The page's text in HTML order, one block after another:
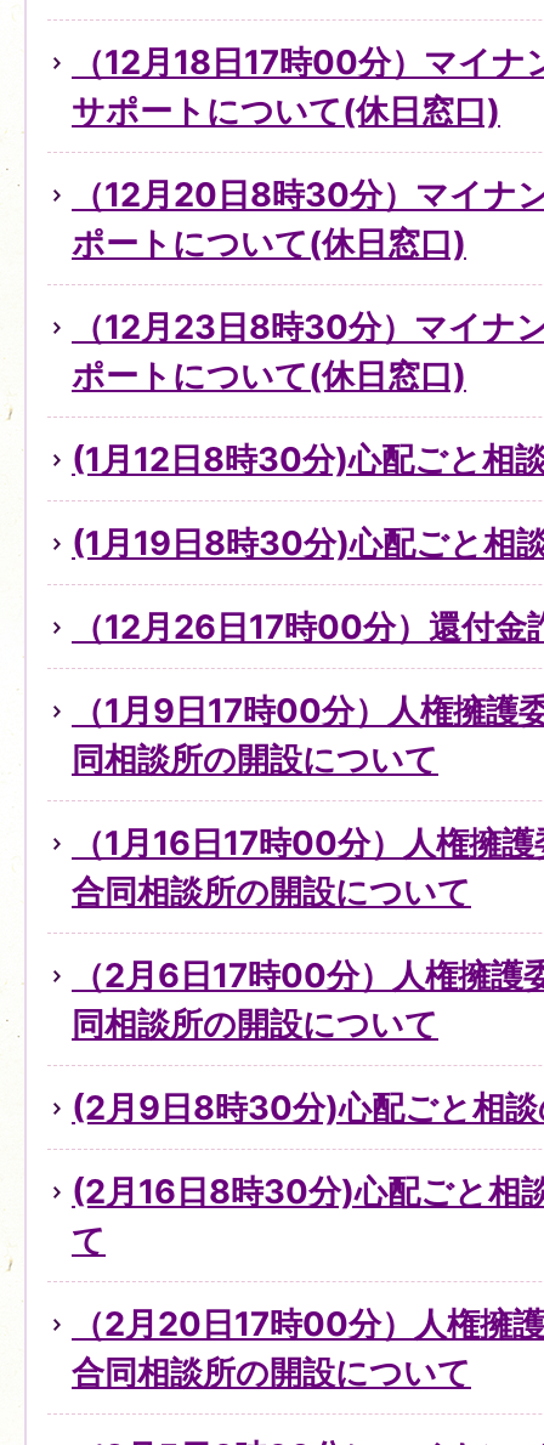
（12月18日17時00分）マイ
サポートについて(休日窓口)
（12月20日8時30分）マイナ
ポートについて(休日窓口)
（12月23日8時30分）マイナ
ポートについて(休日窓口)
(1月12日8時30分)心配ごと相
(1月19日8時30分)心配ごと相
（12月26日17時00分）還付金
（1月9日17時00分）人権擁護
同相談所の開設について
（1月16日17時00分）人権擁
合同相談所の開設について
（2月6日17時00分）人権擁護
同相談所の開設について
(2月9日8時30分)心配ごと相
(2月16日8時30分)心配ごと相
て
（2月20日17時00分）人権擁
合同相談所の開設について